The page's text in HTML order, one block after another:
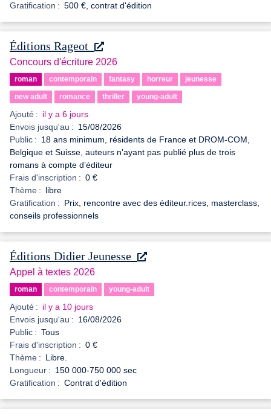
Gratification : 500 €, contrat d'édition
Éditions Rageot
Concours d'écriture 2026
roman contemporain fantasy horreur jeunesse
new adult romance thriller young-adult
Ajouté : il y a 6 jours
Envois jusqu'au : 15/08/2026
Public : 18 ans minimum, résidents de France et DROM-COM,
Belgique et Suisse, auteurs n'ayant pas publié plus de trois
romans à compte d’éditeur
Frais d'inscription : 0 €
Thème : libre
Gratification : Prix, rencontre avec des éditeur.rices, masterclass,
conseils professionnels
Éditions Didier Jeunesse
Appel à textes 2026
roman contemporain young-adult
Ajouté : il y a 10 jours
Envois jusqu'au : 16/08/2026
Public : Tous
Frais d'inscription : 0 €
Thème : Libre.
Longueur : 150 000-750 000 sec
Gratification : Contrat d'édition